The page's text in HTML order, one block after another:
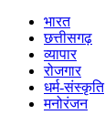
भारत
छत्तीसगढ़
व्यापार
रोजगार
धर्म-संस्कृति
मनोरंजन